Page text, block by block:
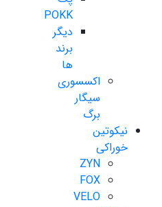
POKK
دیگر
برند
ها
اکسسوری
سیگار
برگ
نیکوتین
خوراکی
ZYN
FOX
VELO